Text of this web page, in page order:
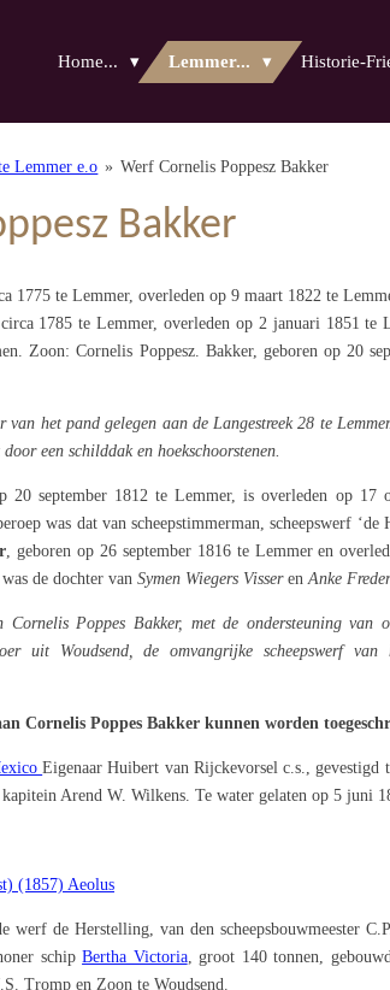
Home... Lemmer... Historie-
Lemmer e.o » Werf Cornelis Poppesz Bakker
Bakker
1775 te Lemmer, overleden op 9 maart 1822 te
1785 te Lemmer, overleden op 2 januari 1851 te
Zoon: Cornelis Poppesz. Bakker, geboren op 20
van het pand gelegen aan de Langestreek 28 te
een schilddak en hoekschoorstenen.
20 september 1812 te Lemmer, is overleden op 17
was dat van scheepstimmerman, scheepswerf ‘de
, geboren op 26 september 1816 te Lemmer en
de dochter van Symen Wiegers VisserenAnke
Poppes Bakker, met de ondersteuning van
uit Woudsend, de omvangrijke scheepswerf van
Cornelis Poppes Bakker kunnen worden
Eigenaar Huibert van Rijckevorsel c.s., gevestigd
Arend W. Wilkens. Te water gelaten op 5 juni
(1857) Aeolus
werf de Herstelling, van den scheepsbouwmeester
schipBertha Victoria, groot 140 tonnen,
Tromp en Zoon te Woudsend.